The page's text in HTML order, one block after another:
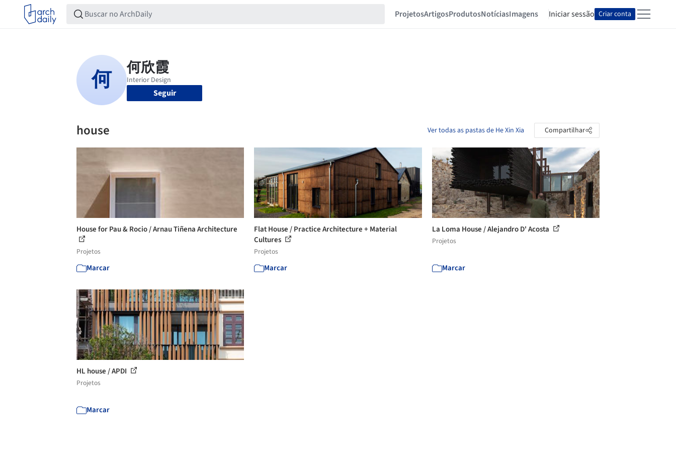
ProjetosArtigosProdutosNotíciasImagens Iniciar sessão Criar conta
Seguir
house Ver todas as pastas de He Xin Xia Compartilhar
House for Pau & Rocio / Arnau Tiñena Architecture
Projetos
Marcar
Flat House / Practice Architecture + Material
Cultures
Projetos
Marcar
La Loma House / Alejandro D' Acosta
Projetos
Marcar
HL house / APDI
Projetos
Marcar